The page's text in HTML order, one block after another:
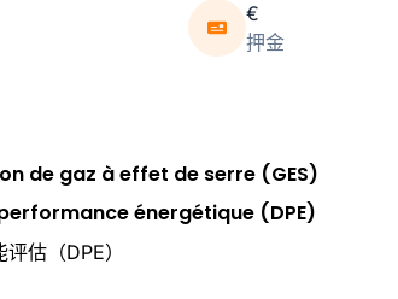
€
押金
de gaz à effet de serre (GES)
énergétique (DPE)
估（DPE）